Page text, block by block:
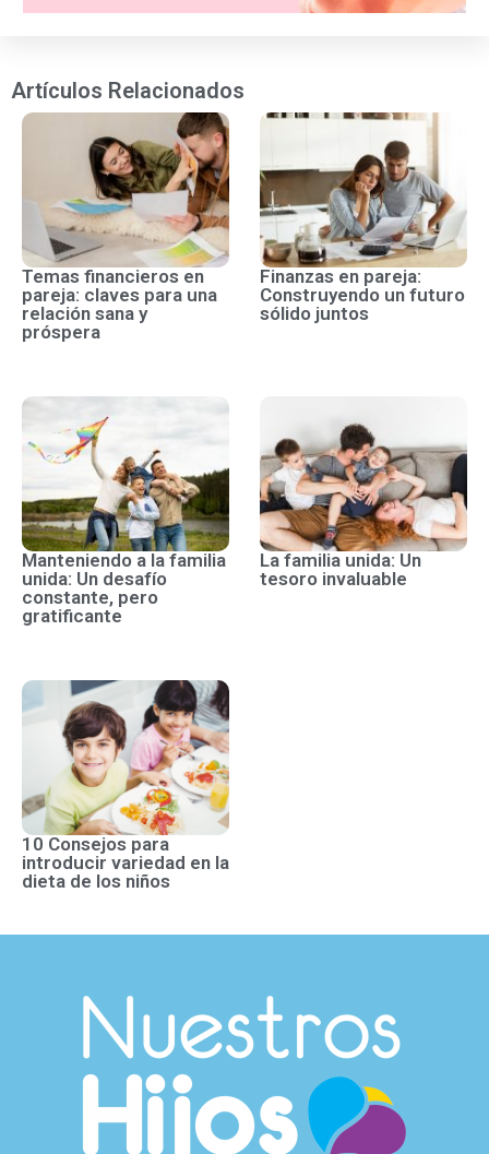
Artículos Relacionados
Temas financieros en
pareja: claves para una
relación sana y
próspera
Finanzas en pareja:
Construyendo un futuro
sólido juntos
Manteniendo a la familia
unida: Un desafío
constante, pero
gratificante
La familia unida: Un
tesoro invaluable
10 Consejos para
introducir variedad en la
dieta de los niños